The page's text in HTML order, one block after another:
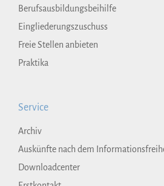
Berufsausbildungsbeihilfe
Eingliederungszuschuss
Freie Stellen anbieten
Praktika
Service
Archiv
Auskünfte nach dem
Downloadcenter